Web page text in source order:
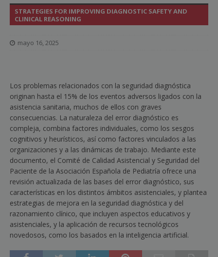
STRATEGIES FOR IMPROVING DIAGNOSTIC SAFETY AND
CLINICAL REASONING
mayo 16, 2025
Los problemas relacionados con la seguridad diagnóstica
originan hasta el 15% de los eventos adversos ligados con la
asistencia sanitaria, muchos de ellos con graves
consecuencias. La naturaleza del error diagnóstico es
compleja, combina factores individuales, como los sesgos
cognitivos y heurísticos, así como factores vinculados a las
organizaciones y a las dinámicas de trabajo. Mediante este
documento, el Comité de Calidad Asistencial y Seguridad del
Paciente de la Asociación Española de Pediatría ofrece una
revisión actualizada de las bases del error diagnóstico, sus
características en los distintos ámbitos asistenciales, y plantea
estrategias de mejora en la seguridad diagnóstica y del
razonamiento clínico, que incluyen aspectos educativos y
asistenciales, y la aplicación de recursos tecnológicos
novedosos, como los basados en la inteligencia artificial.